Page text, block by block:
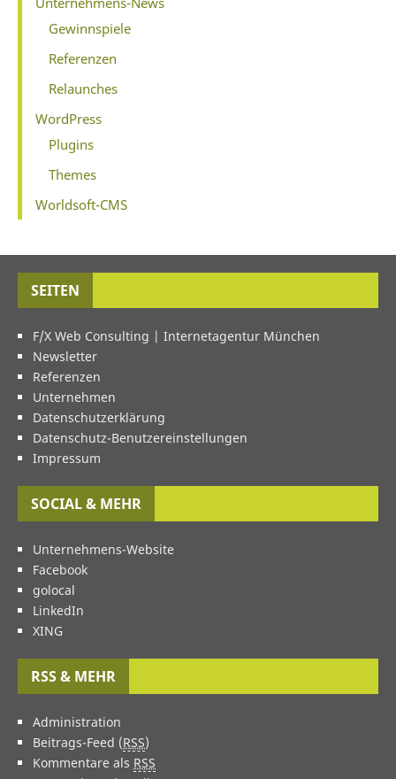
Gewinnspiele
Referenzen
Relaunches
WordPress
Plugins
Themes
Worldsoft-CMS
SEITEN
F/X Web Consulting | Internetagentur München
Newsletter
Referenzen
Unternehmen
Datenschutzerklärung
Datenschutz-Benutzereinstellungen
Impressum
SOCIAL & MEHR
Unternehmens-Website
Facebook
golocal
LinkedIn
XING
RSS & MEHR
Administration
Beitrags-Feed (RSS)
Kommentare als RSS